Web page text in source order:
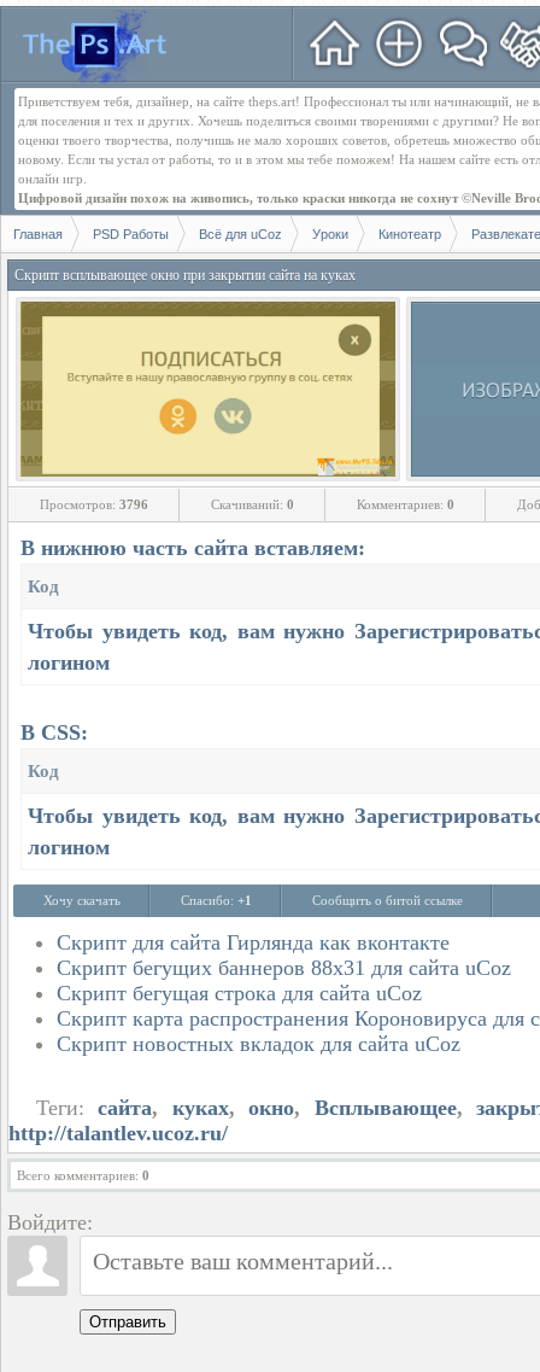
Приветствуем тебя, дизайнер, на сайте theps.art! Профессионал ты или начинающий,
для поселения и тех и других. Хочешь поделиться своими творениями с другими? Не
оценки твоего творчества, получишь не мало хороших советов, обретешь множество
новому. Если ты устал от работы, то и в этом мы тебе поможем! На нашем сайте есть
онлайн игр.
Цифровой дизайн похож на живопись, только краски никогда не сохнут ©Neville
Главная PSD Работы Всё для uCoz Уроки Кинотеатр
Скрипт всплывающее окно при закрытии сайта на куках
Просмотров: 3796 Скачиваний: 0 Комментариев: 0
В нижнюю часть сайта вставляем:
Код
Чтобы увидеть код, вам нужно
логином
В CSS:
Код
Чтобы увидеть код, вам нужно
логином
Хочу скачать Спасибо: +1 Сообщить о битой ссылке
Скрипт для сайта Гирлянда как вконтакте
Скрипт бегущих баннеров 88x31 для сайта uCoz
Скрипт бегущая строка для сайта uCoz
Скрипт карта распространения Короновируса для
Скрипт новостных вкладок для сайта uCoz
Теги:сайта, куках,окно, Всплывающее,
http://talantlev.ucoz.ru/
Всего комментариев: 0
Войдите:
Отправить